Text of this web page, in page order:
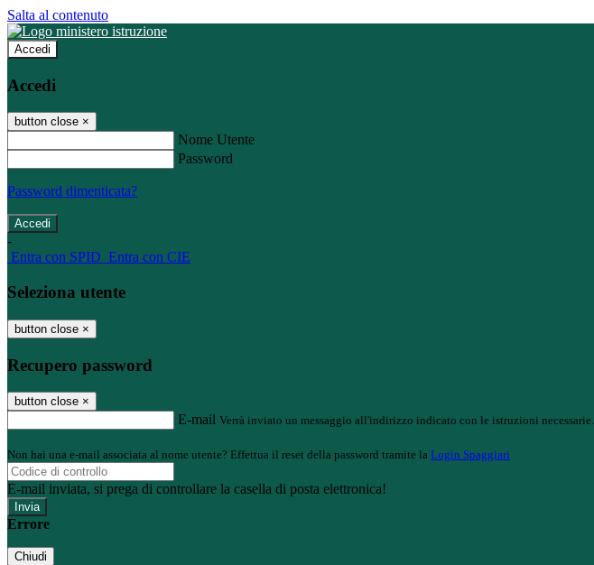
Salta al contenuto
Accedi
Accedi
button close ×
Nome Utente
Password
Password dimenticata?
-
Entra con SPID Entra con CIE
Seleziona utente
button close ×
Recupero password
button close ×
E-mail Verrà inviato un messaggio all'indirizzo indicato con le istruzioni necessarie.
Non hai una e-mail associata al nome utente? Effettua il reset della password tramite la Login Spaggiari
E-mail inviata, si prega di controllare la casella di posta elettronica!
Errore
Chiudi